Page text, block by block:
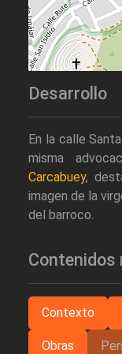
Desarrollo
En la calle
misma
Carcabuey,
imagen de la
del barroco.
Contenidos
Contexto
Obras